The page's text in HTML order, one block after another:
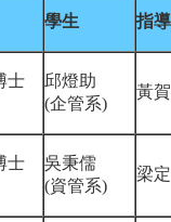
學生 指
士
邱燈助
(企管系)
黃
士
吳秉儒
(資管系)
梁